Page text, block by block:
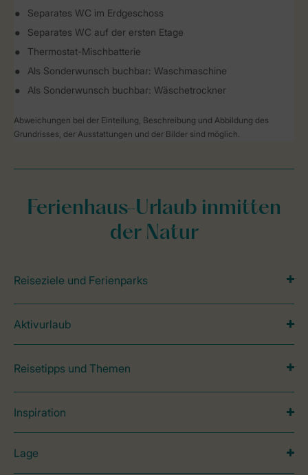
Separates WC im Erdgeschoss
Separates WC auf der ersten Etage
Thermostat-Mischbatterie
Als Sonderwunsch buchbar: Waschmaschine
Als Sonderwunsch buchbar: Wäschetrockner
Abweichungen bei der Einteilung, Beschreibung und Abbildung des
Grundrisses, der Ausstattungen und der Bilder sind möglich.
Ferienhaus-Urlaub inmitten
der Natur
Reiseziele und Ferienparks
Aktivurlaub
Reisetipps und Themen
Inspiration
Lage